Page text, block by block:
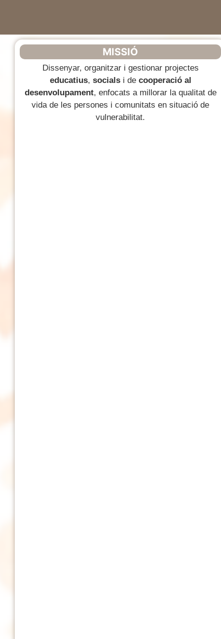
MISSIÓ
Dissenyar, organitzar i gestionar projectes
educatius, socials i de cooperació al
desenvolupament, enfocats a millorar la qualitat de
vida de les persones i comunitats en situació de
vulnerabilitat.